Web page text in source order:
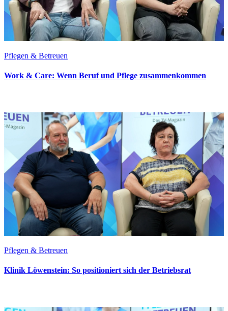
Pflegen & Betreuen
Work & Care: Wenn Beruf und Pflege zusammenkommen
Pflegen & Betreuen
Klinik Löwenstein: So positioniert sich der Betriebsrat